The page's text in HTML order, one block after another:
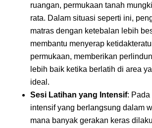
ruangan, permukaan tanah
rata. Dalam situasi seperti ini,
matras dengan ketebalan lebih
membantu menyerap
permukaan, memberikan
lebih baik ketika berlatih di area
ideal.
Sesi Latihan yang Intensif: Pada
intensif yang berlangsung dalam
mana banyak gerakan keras